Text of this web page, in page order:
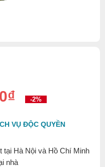
-2%
VỤ ĐỘC QUYỀN
tại Hà Nội và Hồ Chí Minh
nhà